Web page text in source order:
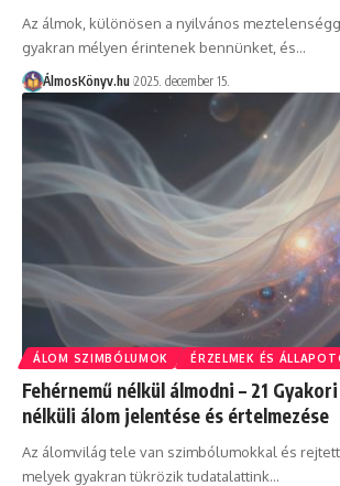
Az álmok, különösen a nyilvános
gyakran mélyen érintenek bennünket, és…
ÁlmosKönyv.hu 2025. december 15.
ÁLOM SZIMBÓLUMOK ÉRZELMEK ÉS
Fehérnemű nélkül álmodni – 21
nélküli álom jelentése és értelmezése
Az álomvilág tele van szimbólumokkal és
melyek gyakran tükrözik tudatalattink…